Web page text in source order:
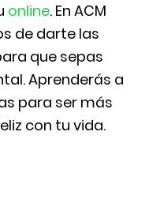
online. En ACM
de darte las
que sepas
Aprenderás a
para ser más
con tu vida.